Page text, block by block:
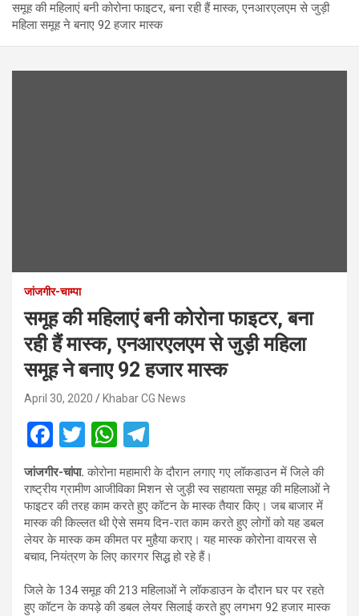
समूह की महिलाएं बनी कोरोना फाइटर, बना रही हैं मास्क, एनआरएलएम से जुड़ी
महिला समूह ने बनाए 92 हजार मास्क
जांजगीर-चाम्पा
समूह की महिलाएं बनी कोरोना फाइटर, बना
रही हैं मास्क, एनआरएलएम से जुड़ी महिला
समूह ने बनाए 92 हजार मास्क
April 30, 2020 Khabar CG News
F
a
ce
b
o
o
k
T
wi
tt
er
W
h
at
s
A
p
p
el
e
gr
a
m
जांजगीर-चांपा. कोरोना महामारी के दौरान लगाए गए लॉकडाउन में जिले की
राष्ट्रीय ग्रामीण आजीविका मिशन से जुड़ी स्व सहायता समूह की महिलाओं ने
फाइटर की तरह काम करते हुए कॉटन के मास्क तैयार किए। जब बाजार में
मास्क की किल्लत थी ऐसे समय दिन-रात काम करते हुए लोगों को यह डबल
लेयर के मास्क कम कीमत पर मुहैया कराए। यह मास्क कोरोना वायरस से
बचाव, नियंत्रण के लिए कारगर सिद्ध हो रहे हैं।
जिले के 134 समूह की 213 महिलाओं ने लॉकडाउन के दौरान घर पर रहते
हुए कॉटन के कपड़े की डबल लेयर सिलाई करते हुए लगभग 92 हजार मास्क